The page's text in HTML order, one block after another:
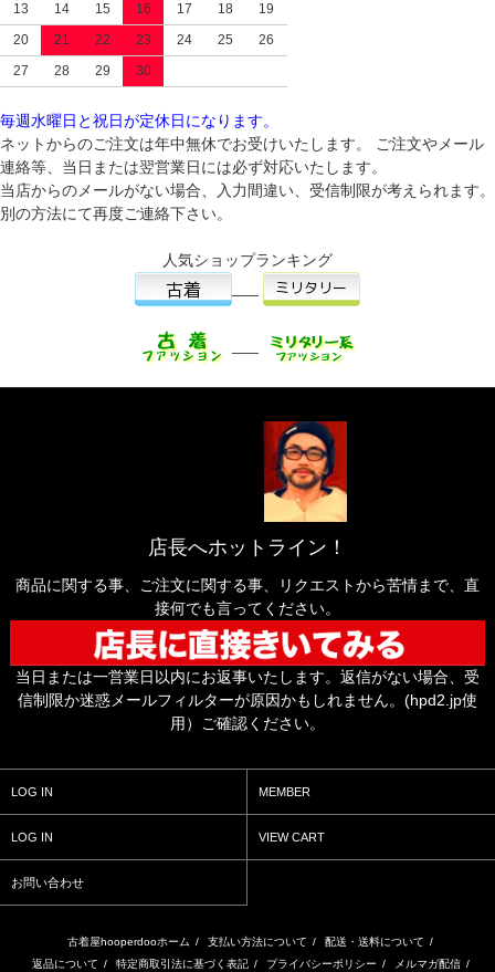
13
14 15 16 17 18
19
20
21 22 23 24 25
26
27
28 29 30
毎週水曜日と祝日が定休日になります。
ネットからのご注文は年中無休でお受けいたします。 ご注文やメール
連絡等、当日または翌営業日には必ず対応いたします。
当店からのメールがない場合、入力間違い、受信制限が考えられます。
別の方法にて再度ご連絡下さい。
人気ショップランキング
店長へホットライン！
商品に関する事、ご注文に関する事、リクエストから苦情まで、直
接何でも言ってください。
当日または一営業日以内にお返事いたします。返信がない場合、受
信制限か迷惑メールフィルターが原因かもしれません。(hpd2.jp使
用）ご確認ください。
LOG IN MEMBER
LOG IN VIEW CART
お問い合わせ
古着屋hooperdooホーム / 支払い方法について / 配送・送料について /
返品について / 特定商取引法に基づく表記 / プライバシーポリシー / メルマガ配信 /